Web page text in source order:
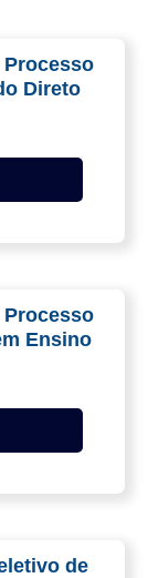
Processo
Direto
Processo
Ensino
de